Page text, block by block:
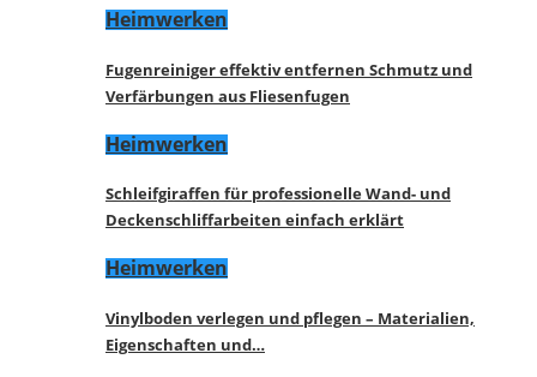
Heimwerken
Fugenreiniger effektiv entfernen Schmutz und
Verfärbungen aus Fliesenfugen
Heimwerken
Schleifgiraffen für professionelle Wand- und
Deckenschliffarbeiten einfach erklärt
Heimwerken
Vinylboden verlegen und pflegen – Materialien,
Eigenschaften und…